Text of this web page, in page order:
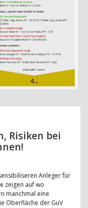
Risiken bei
Anleger für
zeigen auf wo
manchmal eine
Oberfläche der GuV